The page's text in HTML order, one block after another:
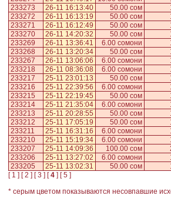
233273
26-11 16:13:40 50.00 сом
233272
26-11 16:13:19 50.00 сом
233271
26-11 16:12:49 50.00 сом
233270
26-11 14:20:32 50.00 сом
233269
26-11 13:36:41 6.00 сомони
233268
26-11 13:20:34 50.00 сом
233267
26-11 13:06:06 6.00 сомони
233218
26-11 08:36:08 6.00 сомони
233217
25-11 23:01:13 50.00 сом
233216
25-11 22:39:56 6.00 сомони
233215
25-11 22:19:45 50.00 сом
233214
25-11 21:35:04 6.00 сомони
233213
25-11 20:28:55 50.00 сом
233212
25-11 17:05:19 50.00 сом
233211
25-11 16:31:16 6.00 сомони
233210
25-11 15:19:34 6.00 сомони
233207
25-11 14:09:36 100.00 сом
233206
25-11 13:27:02 6.00 сомони
233205
25-11 13:02:31 50.00 сом
[1 ] [2 ] [3 ] [4 ] [5 ]
* серым цветом показываются несовпавшие